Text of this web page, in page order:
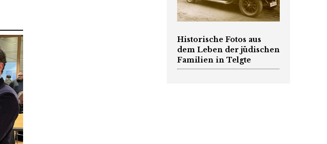
Historische Fotos aus
dem Leben der jüdischen
Familien in Telgte